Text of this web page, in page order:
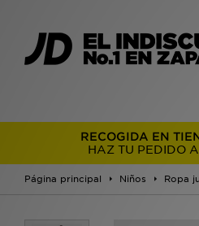
RECOGIDA EN
HAZ TU PEDIDO
Página principal Niños Ropa